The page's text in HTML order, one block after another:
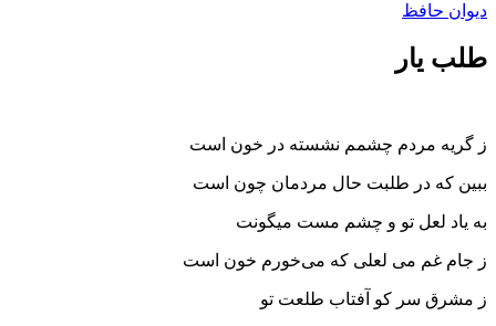
دیوان حافظ
طلب یار
ز گریه مردم چشمم نشسته در خون است
ببین که در طلبت حال مردمان چون است
به یاد لعل تو و چشم مست میگونت
ز جام غم می لعلی که می‌خورم خون است
ز مشرق سر کو آفتاب طلعت تو